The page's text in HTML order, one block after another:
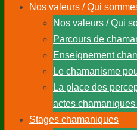
Nos valeurs / Qui
Nos valeurs / Qui
Parcours de
Enseignement
Le chamanisme
La place des
actes
Stages chamaniques